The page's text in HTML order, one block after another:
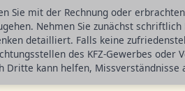
Sie mit der Rechnung oder
Nehmen Sie zunächst
detailliert. Falls keine
des KFZ-Gewerbes
Dritte kann helfen, Missverständnisse